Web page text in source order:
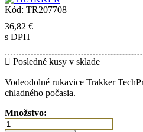
Kód: TR207708
36,82 €
s DPH
 Posledné kusy v sklade
Vodeodolné rukavice Trakker
chladného počasia.
Množstvo: